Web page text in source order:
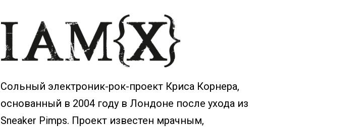
Сольный электроник-рок-проект Криса Корнера,
основанный в 2004 году в Лондоне после ухода из
Sneaker Pimps. Проект известен мрачным,